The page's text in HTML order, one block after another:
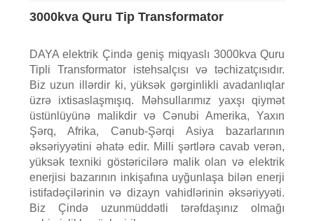
3000kva Quru Tip Transformator
DAYA elektrik Çində geniş miqyaslı 3000kva Quru
Tipli Transformator istehsalçısı və təchizatçısıdır.
Biz uzun illərdir ki, yüksək gərginlikli avadanlıqlar
üzrə ixtisaslaşmışıq. Məhsullarımız yaxşı qiymət
üstünlüyünə malikdir və Cənubi Amerika, Yaxın
Şərq, Afrika, Cənub-Şərqi Asiya bazarlarının
əksəriyyətini əhatə edir. Milli şərtlərə cavab verən,
yüksək texniki göstəricilərə malik olan və elektrik
enerjisi bazarının inkişafına uyğunlaşa bilən enerji
istifadəçilərinin və dizayn vahidlərinin əksəriyyəti.
Biz Çində uzunmüddətli tərəfdaşınız olmağı